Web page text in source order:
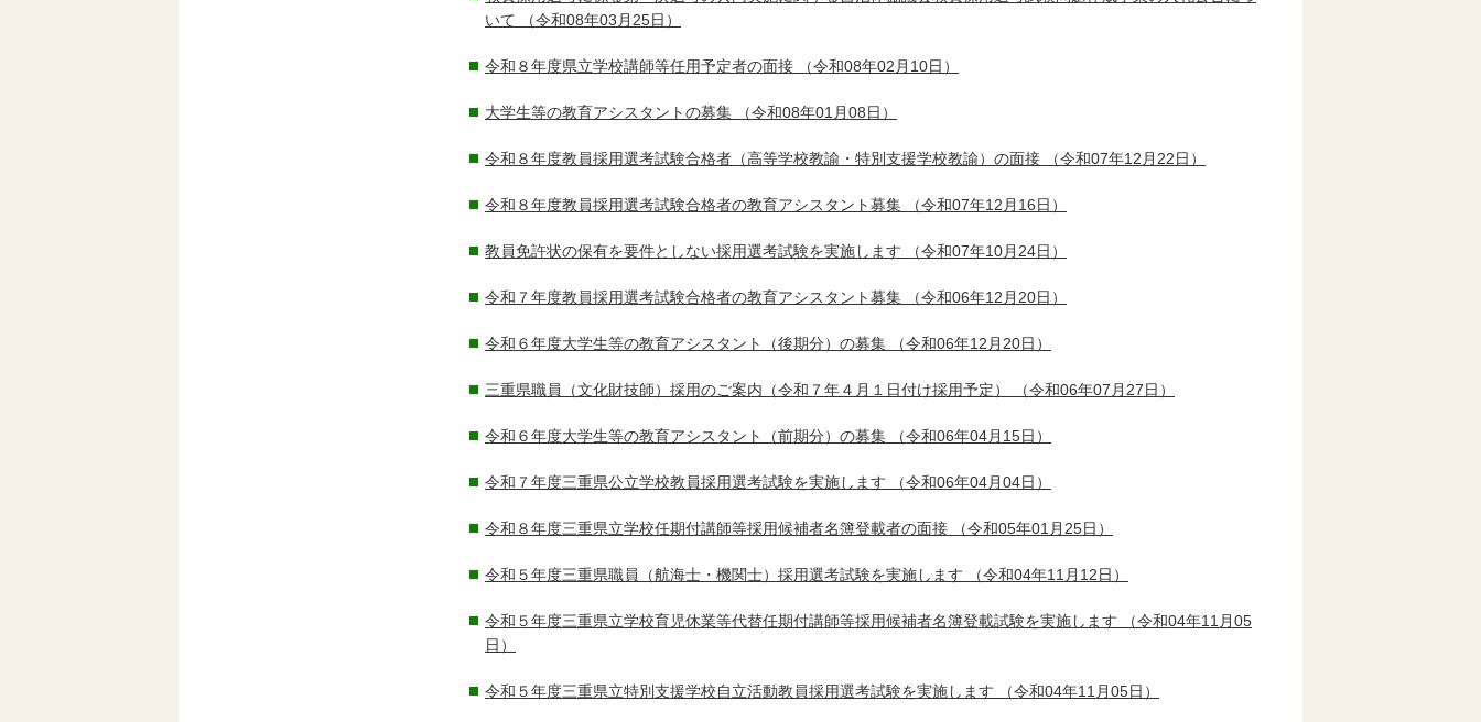
いて （令和08年03月25日）
令和８年度県立学校講師等任用予定者の面接 （令和08年02月10日）
大学生等の教育アシスタントの募集 （令和08年01月08日）
令和８年度教員採用選考試験合格者（高等学校教諭・特別支援学校教諭）の面接 （令和07年12月22日）
令和８年度教員採用選考試験合格者の教育アシスタント募集 （令和07年12月16日）
教員免許状の保有を要件としない採用選考試験を実施します （令和07年10月24日）
令和７年度教員採用選考試験合格者の教育アシスタント募集 （令和06年12月20日）
令和６年度大学生等の教育アシスタント（後期分）の募集 （令和06年12月20日）
三重県職員（文化財技師）採用のご案内（令和７年４月１日付け採用予定） （令和06年07月27日）
令和６年度大学生等の教育アシスタント（前期分）の募集 （令和06年04月15日）
令和７年度三重県公立学校教員採用選考試験を実施します （令和06年04月04日）
令和８年度三重県立学校任期付講師等採用候補者名簿登載者の面接 （令和05年01月25日）
令和５年度三重県職員（航海士・機関士）採用選考試験を実施します （令和04年11月12日）
令和５年度三重県立学校育児休業等代替任期付講師等採用候補者名簿登載試験を実施します （令和04年11月05
日）
令和５年度三重県立特別支援学校自立活動教員採用選考試験を実施します （令和04年11月05日）